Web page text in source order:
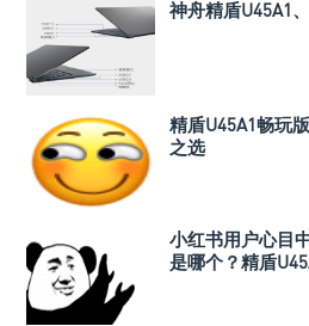
神舟精盾U45A1
精盾U45A1畅玩
之选
小红书用户心目
是哪个？精盾